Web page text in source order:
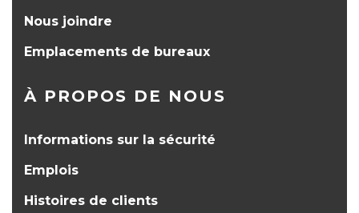
Nous joindre
Emplacements de bureaux
À PROPOS DE NOUS
Informations sur la sécurité
Emplois
Histoires de clients